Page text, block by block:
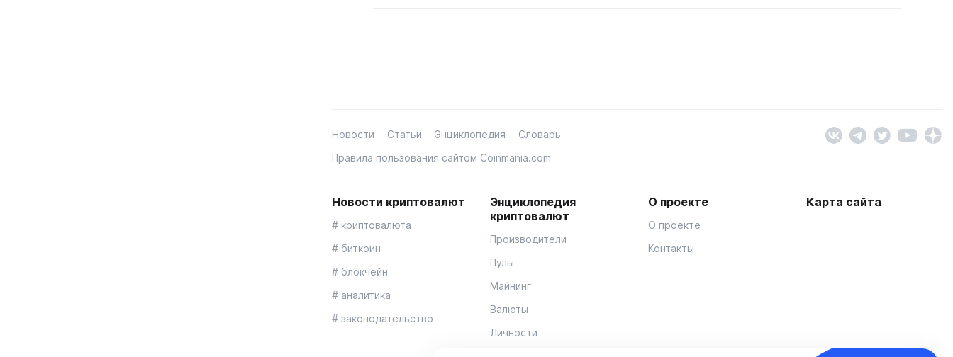
Новости Статьи Энциклопедия
Словарь
Правила пользования сайтом Coinmania.com
Новости криптовалют
# криптовалюта
# биткоин
# блокчейн
# аналитика
# законодательство
Энциклопедия
криптовалют
Производители
Пулы
Майнинг
Валюты
Личности
О проекте
О проекте
Контакты
Карта сайта